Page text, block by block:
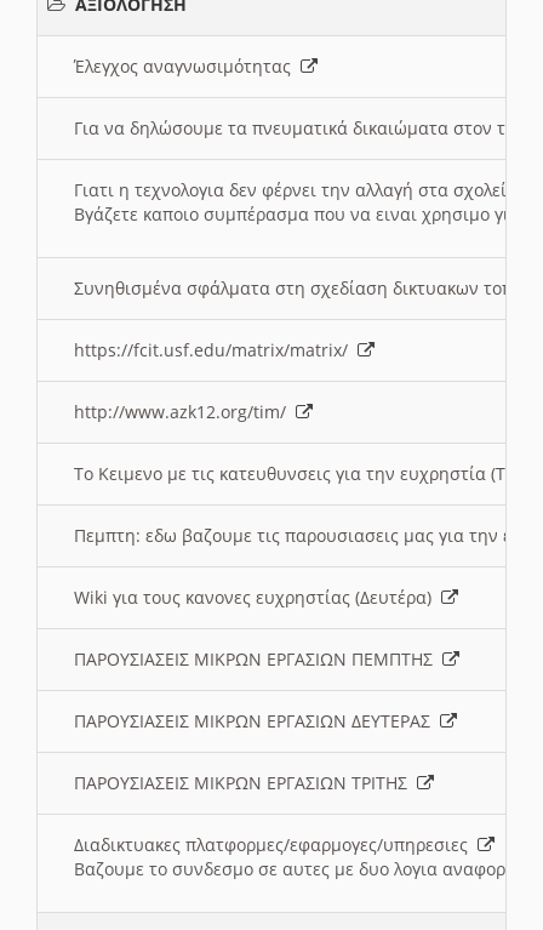
Έλεγχος αναγνωσιμότητας
Για να δηλώσουμε τα πνευματικά δικαιώματα στον
Γιατι η τεχνολογια δεν φέρνει την αλλαγή στα σχολεία;
Βγάζετε καποιο συμπέρασμα που να ειναι χρησιμο για
Συνηθισμένα σφάλματα στη σχεδίαση δικτυακων
https://fcit.usf.edu/matrix/matrix/
http://www.azk12.org/tim/
To Κειμενο με τις κατευθυνσεις για την ευχρηστία
Πεμπτη: εδω βαζουμε τις παρουσιασεις μας για την
Wiki για τους κανονες ευχρηστίας (Δευτέρα)
ΠΑΡΟΥΣΙΑΣΕΙΣ ΜΙΚΡΩΝ ΕΡΓΑΣΙΩΝ ΠΕΜΠΤΗΣ
ΠΑΡΟΥΣΙΑΣΕΙΣ ΜΙΚΡΩΝ ΕΡΓΑΣΙΩΝ ΔΕΥΤΕΡΑΣ
ΠΑΡΟΥΣΙΑΣΕΙΣ ΜΙΚΡΩΝ ΕΡΓΑΣΙΩΝ ΤΡΙΤΗΣ
Διαδικτυακες πλατφορμες/εφαρμογες/υπηρεσιες
Βαζουμε το συνδεσμο σε αυτες με δυο λογια αναφορικα